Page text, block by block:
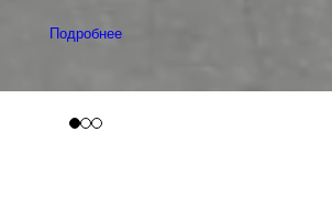
Подробнее